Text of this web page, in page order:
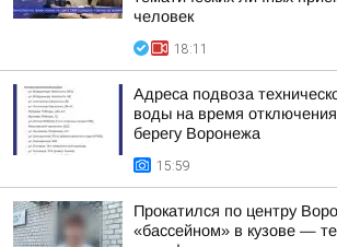
человек
18:11
Адреса подвоза
воды на время
берегу Воронежа
15:59
Прокатился по центру
«бассейном» в кузове —